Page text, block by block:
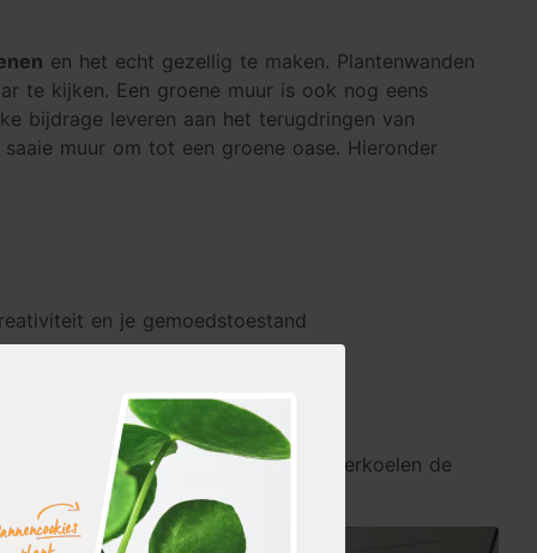
en het echt gezellig te maken. Plantenwanden
te kijken. Een groene muur is ook nog eens
bijdrage leveren aan het terugdringen van
muur om tot een groene oase. Hieronder
en je gemoedstoestand
verbeteren de luchtkwaliteit en verkoelen de